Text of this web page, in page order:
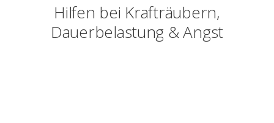
Hilfen bei Krafträubern,
Dauerbelastung & Angst